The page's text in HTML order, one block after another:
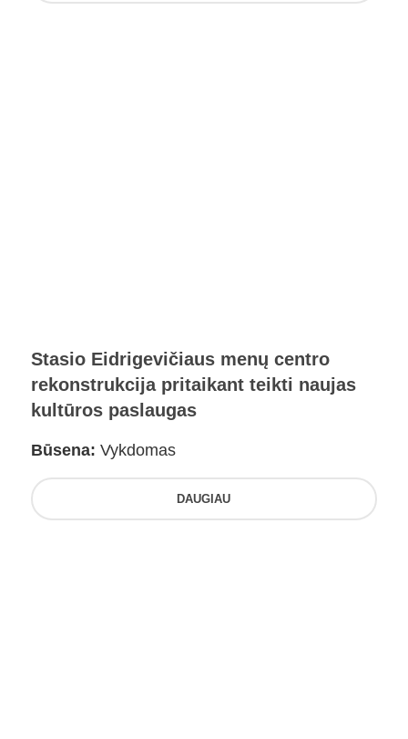
Stasio Eidrigevičiaus menų centro
rekonstrukcija pritaikant teikti naujas
kultūros paslaugas
Būsena: Vykdomas
DAUGIAU